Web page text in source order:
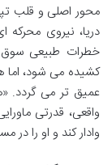
محور اصلی و قلب
دریا، نیروی محرکه
خطرات طبیعی
کشیده می شود، اما
عمیق تر می گردد.
واقعی، قدرتی
وادار کند و او را